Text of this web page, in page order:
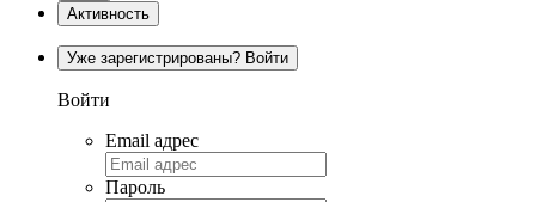
Активность
Уже зарегистрированы? Войти
Войти
Email адрес
Пароль